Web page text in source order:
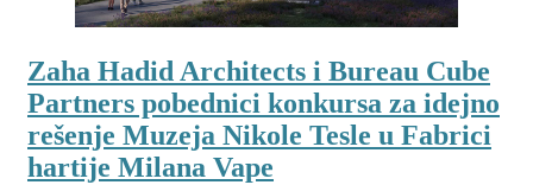
Zaha Hadid Architects i Bureau Cube
Partners pobednici konkursa za idejno
rešenje Muzeja Nikole Tesle u Fabrici
hartije Milana Vape